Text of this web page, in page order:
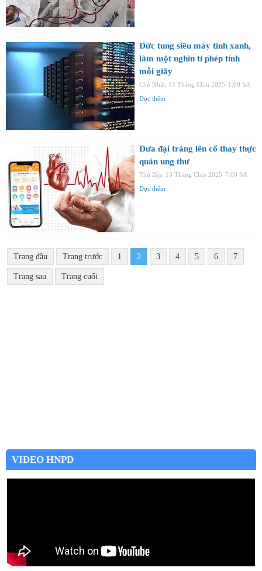
Đức tung siêu máy tính xanh,
làm một nghìn tỉ phép tính
mỗi giây
Chủ Nhật, 14 Tháng Chín 2025 1:00 SA
Đọc thêm
Đưa đại tràng lên cổ thay thực
quản ung thư
Thứ Bảy, 13 Tháng Chín 2025 7:00 SA
Đọc thêm
Trang đầu Trang trước 1 2 3 4 5 6 7
Trang sau Trang cuối
VIDEO HNPD